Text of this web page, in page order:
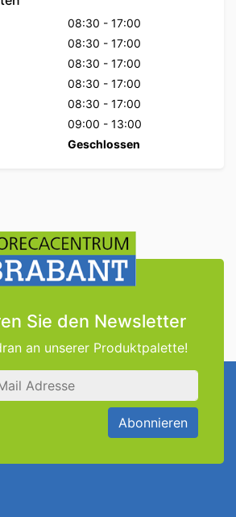
08:30 - 17:00
08:30 - 17:00
08:30 - 17:00
08:30 - 17:00
08:30 - 17:00
09:00 - 13:00
Geschlossen
Sie den Newsletter
an unserer Produktpalette!
Abonnieren